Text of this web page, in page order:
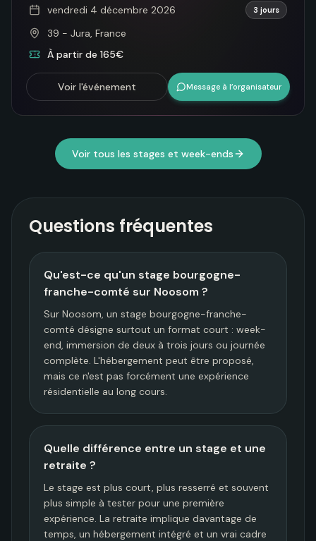
vendredi 4 décembre 2026 3 jours
39 - Jura, France
À partir de 165€
Voir l'événement Message à l’organisateur
Voir tous les stages et week-ends
Questions fréquentes
Qu'est-ce qu'un stage bourgogne-
franche-comté sur Noosom ?
Sur Noosom, un stage bourgogne-franche-
comté désigne surtout un format court : week-
end, immersion de deux à trois jours ou journée
complète. L'hébergement peut être proposé,
mais ce n'est pas forcément une expérience
résidentielle au long cours.
Quelle différence entre un stage et une
retraite ?
Le stage est plus court, plus resserré et souvent
plus simple à tester pour une première
expérience. La retraite implique davantage de
temps, un hébergement intégré et un vrai cadre